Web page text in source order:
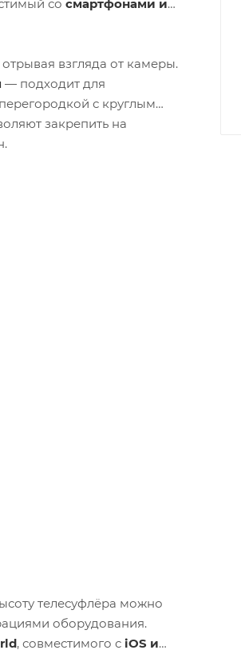
со смартфонами и
отрывая взгляда от камеры.
— подходит для
с круглым
закрепить на
телесуфлёра можно
оборудования.
, совместимого с iOS и